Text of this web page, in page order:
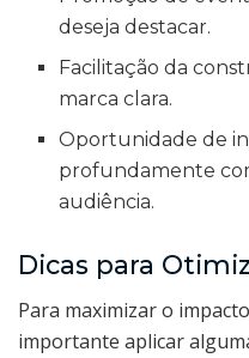
deseja destacar.
Facilitação da
marca clara.
Oportunidade de
profundamente
audiência.
Dicas para
Para maximizar o
importante aplicar